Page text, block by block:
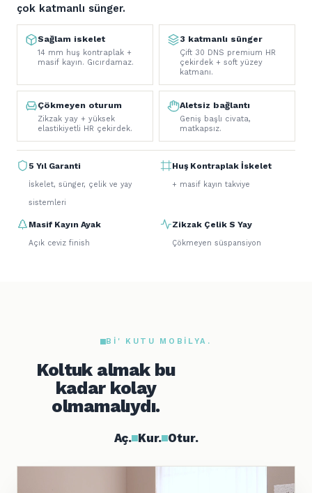
çok katmanlı sünger.
Sağlam iskelet
14 mm huş kontraplak +
masif kayın. Gıcırdamaz.
3 katmanlı sünger
Çift 30 DNS premium HR
çekirdek + soft yüzey
katmanı.
Çökmeyen oturum
Zikzak yay + yüksek
elastikiyetli HR çekirdek.
Aletsiz bağlantı
Geniş başlı civata,
matkapsız.
5 Yıl Garanti
İskelet, sünger, çelik ve yay
sistemleri
Huş Kontraplak İskelet
+ masif kayın takviye
Masif Kayın Ayak
Açık ceviz finish
Zikzak Çelik S Yay
Çökmeyen süspansiyon
BI' KUTU MOBILYA.
Koltuk almak bu
kadar kolay
olmamalıydı.
Aç. Kur. Otur.